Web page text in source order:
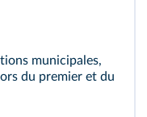
municipales,
du premier et du